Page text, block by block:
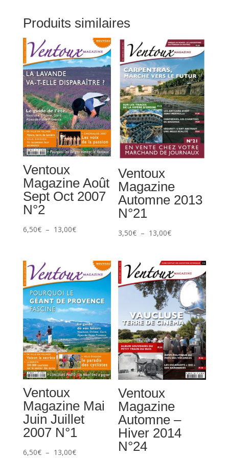
Produits similaires
Ventoux
Magazine Août
Sept Oct 2007
N°2
6,50€ – 13,00€Plage
6,50€
à
13,00€
Ventoux
Magazine
Automne 2013
N°21
3,50€ – 13,00€Plage
prix :
3,50€
à
13,00€
Ventoux
Magazine Mai
Juin Juillet
2007 N°1
6,50€ – 13,00€Plage
Ventoux
Magazine
Automne –
Hiver 2014
N°24